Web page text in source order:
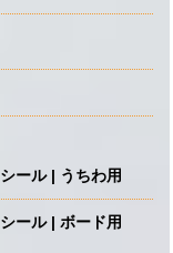
ール | うちわ用
ール | ボード用